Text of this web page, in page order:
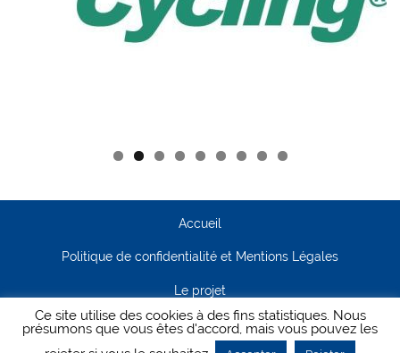
Accueil
Politique de confidentialité et Mentions Légales
Le projet
Contact
Ce site utilise des cookies à des fins statistiques. Nous
présumons que vous êtes d'accord, mais vous pouvez les